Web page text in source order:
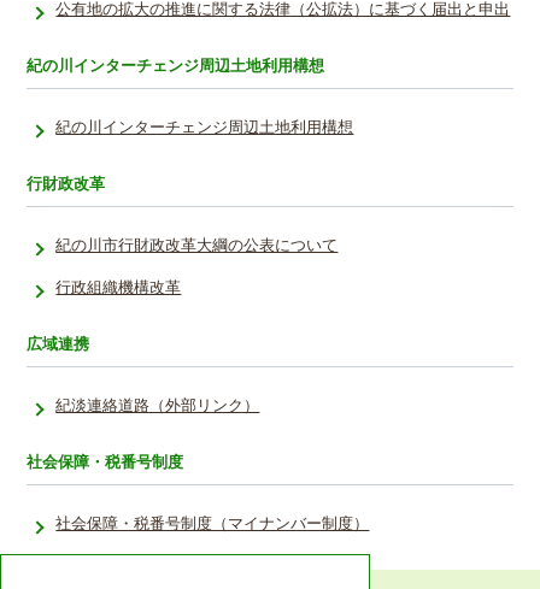
公有地の拡大の推進に関する法律（公拡法）に基づく届出と申出
紀の川インターチェンジ周辺土地利用構想
紀の川インターチェンジ周辺土地利用構想
行財政改革
紀の川市行財政改革大綱の公表について
行政組織機構改革
広域連携
紀淡連絡道路（外部リンク）
社会保障・税番号制度
社会保障・税番号制度（マイナンバー制度）